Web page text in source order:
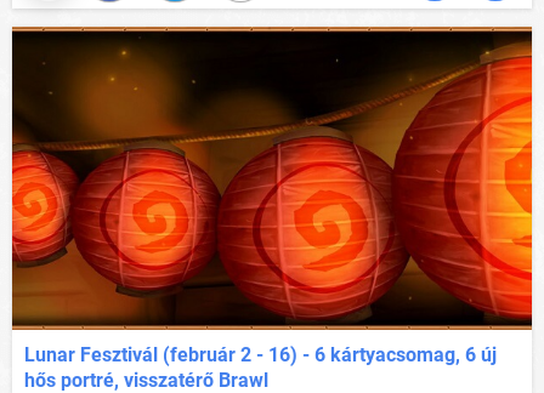
Lunar Fesztivál (február 2 - 16) - 6 kártyacsomag, 6 új
hős portré, visszatérő Brawl